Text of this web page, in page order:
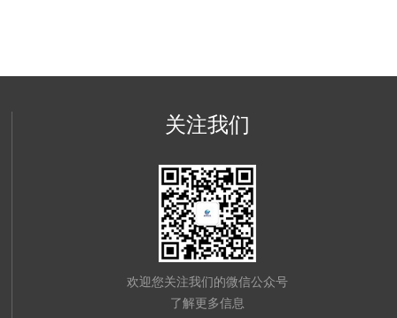
关注我们
欢迎您关注我们的微信公众号
了解更多信息